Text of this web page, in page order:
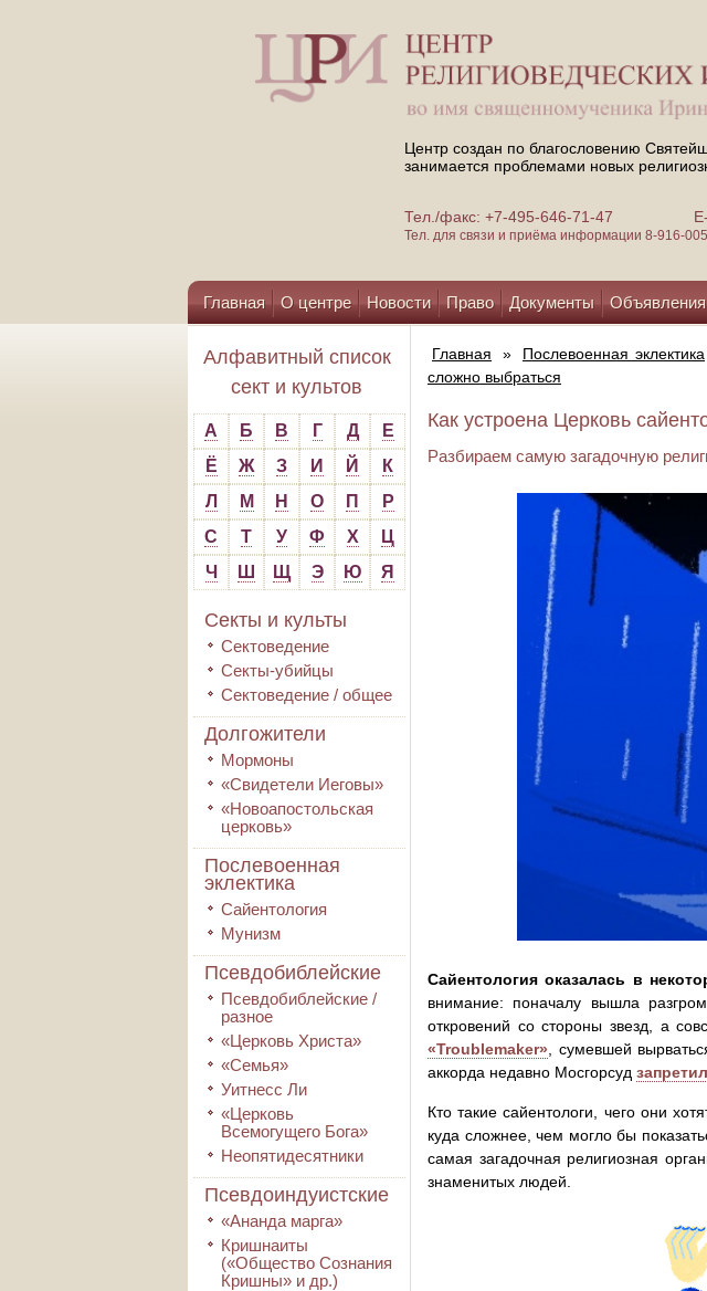
Центр создан по благословению
занимается проблемами новых
Тел./факс: +7-495-646-71-47
Тел. для связи и приёма информации 8-916-
Главная О центре Новости Право Документы Объявления
Помощь центру
Алфавитный список
сект и культов
А Б В Г Д
Е
Ё
Ж З И Й
К
Л
М Н О П
Р
С
Т У Ф Х
Ц
Ч
Ш Щ Э Ю Я
Секты и культы
Сектоведение
Секты-убийцы
Сектоведение / общее
Долгожители
Мормоны
«Свидетели Иеговы»
«Новоапостольская
церковь»
Послевоенная
эклектика
Сайентология
Мунизм
Псевдобиблейские
Псевдобиблейские /
разное
«Церковь Христа»
«Семья»
Уитнесс Ли
«Церковь
Всемогущего Бога»
Неопятидесятники
Псевдоиндуистские
«Ананда марга»
Кришнаиты
(«Общество Сознания
Кришны» и др.)
Главная » Послевоенная эклектика
сложно выбраться
Как устроена Церковь
Разбираем самую загадочную
Сайентология оказалась в
внимание: поначалу вышла
откровений со стороны звезд, а
«Troublemaker» , сумевшей
аккорда недавно Мосгорсуд запретил
Кто такие сайентологи, чего они
куда сложнее, чем могло бы
самая загадочная религиозная
знаменитых людей.